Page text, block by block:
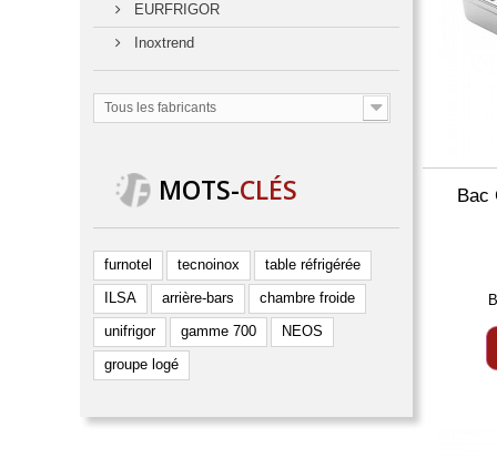
EURFRIGOR
Inoxtrend
Tous les fabricants
MOTS-CLÉS
furnotel tecnoinox
table réfrigérée
ILSA
arrière-bars
chambre froide
unifrigor
gamme 700
NEOS
groupe logé
Bac